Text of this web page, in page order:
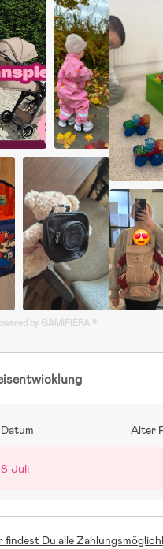
by GAMIFIERA.®
Datum Alter
8 Juli
findest Du alle